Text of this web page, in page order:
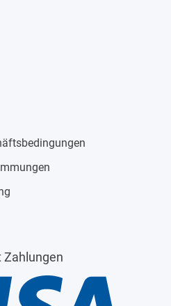
Zahlungen